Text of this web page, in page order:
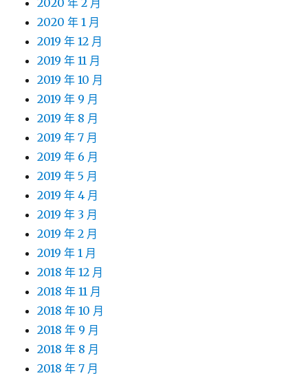
2020 年 2 月
2020 年 1 月
2019 年 12 月
2019 年 11 月
2019 年 10 月
2019 年 9 月
2019 年 8 月
2019 年 7 月
2019 年 6 月
2019 年 5 月
2019 年 4 月
2019 年 3 月
2019 年 2 月
2019 年 1 月
2018 年 12 月
2018 年 11 月
2018 年 10 月
2018 年 9 月
2018 年 8 月
2018 年 7 月